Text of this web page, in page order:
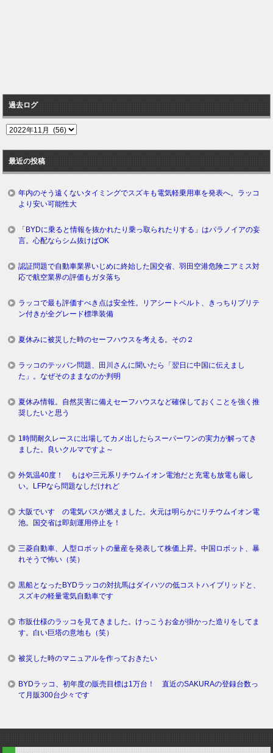
過去ログ
過
ロ
グ
最近の投稿
年内のそう遠くないタイミングでスズキも電気軽乗用車を発表へ。ラッコ
より安い可能性大
「BYDに乗ると情報を抜かれたり乗っ取られたりする」はパラノイアの妄
言。心配ならシム抜けばOK
認証問題で自動車業界いじめに終始した国交省、羽田空港危険ニアミス対
応で航空業界の評価もガタ落ち
ラッコで最も評価すべき点は安全性。リアシートベルト、きっちりプリテ
ン付きが全グレード標準装備
夏休みに被災した時のセーフハウスを考える。その２
ラッコのテッパン問題、田川さんに聞いたら「翌日に中国に伝えまし
た」。なぜそのままなのか判明
夏休み情報。自然災害に備えセーフハウスなど確保しておくことを強く推
奨したいと思う
1時間耐久レースに出場してカメ出したらスーパーワンの実力が解ってき
ました。良いクルマですよ～
外気温40度！ もはや三元系リチウムイオン電池だと充電も放電も厳し
い。LFPなら問題なしだけれど
大阪でいすゞの電気バスが燃えました。火元は明らかにリチウムイオン電
池。国交省は即刻運用停止を！
三菱自動車、人型ロボットの量産を発表して株価上昇。中国ロボット、暴
れそうで怖い（笑）
黒船となったBYDラッコの対抗馬はダイハツの低コストハイブリッドと、
スズキの軽量電気自動車です
市販仕様のラッコを見てきました。けっこうお金が掛かった造りをしてま
す。白い巨塔の意地も（笑）
被災した時のマニュアルを作っておきたい
BYDラッコ、初年度の販売目標は1万台！ 直近のSAKURAの登録台数っ
て月販300台少々です